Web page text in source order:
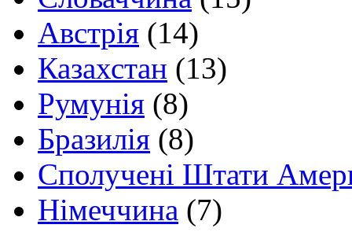
Австрія (14)
Казахстан (13)
Румунія (8)
Бразилія (8)
Сполучені Штати
Німеччина (7)